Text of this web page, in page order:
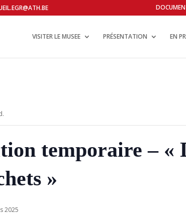
VISITER LE MUSEE PRÉSENTATION EN
temporaire – «
»
2025